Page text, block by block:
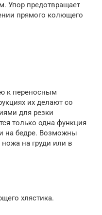
Упор предотвращает
прямого колющего
к переносным
их делают со
для резки
только одна функция
на бедре. Возможны
на груди или в
хлястика.